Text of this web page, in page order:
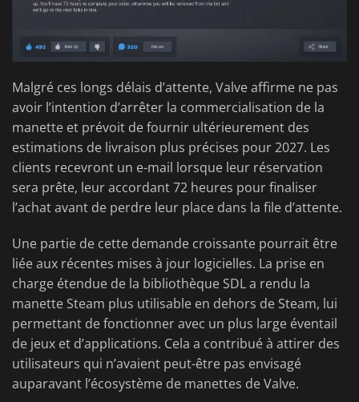
Malgré ces longs délais d’attente, Valve affirme ne pas
avoir l’intention d’arrêter la commercialisation de la
manette et prévoit de fournir ultérieurement des
estimations de livraison plus précises pour 2027. Les
clients recevront un e-mail lorsque leur réservation
sera prête, leur accordant 72 heures pour finaliser
l’achat avant de perdre leur place dans la file d’attente.
Une partie de cette demande croissante pourrait être
liée aux récentes mises à jour logicielles. La prise en
charge étendue de la bibliothèque SDL a rendu la
manette Steam plus utilisable en dehors de Steam, lui
permettant de fonctionner avec un plus large éventail
de jeux et d’applications. Cela a contribué à attirer des
utilisateurs qui n’avaient peut-être pas envisagé
auparavant l’écosystème de manettes de Valve.